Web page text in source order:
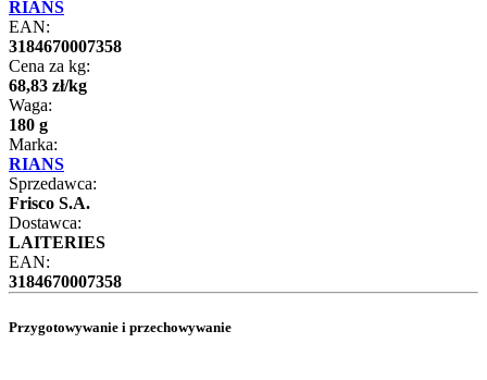
RIANS
EAN:
3184670007358
Cena za kg:
68,83 zł/kg
Waga:
180 g
Marka:
RIANS
Sprzedawca:
Frisco S.A.
Dostawca:
LAITERIES
EAN:
3184670007358
Przygotowywanie i przechowywanie